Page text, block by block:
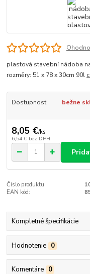
plastová stavební nádoba
rozměry: 51 x 78 x 30cm 90l
Dostupnosť bežne
8,05 €/ks
6,54 € bez DPH
Číslo produktu:
EAN kód:
Kompletné špecifikácie
Hodnotenie 0
Komentáre 0